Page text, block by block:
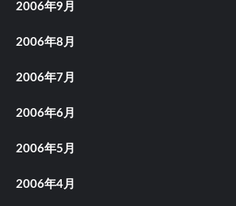
2006年9月
2006年8月
2006年7月
2006年6月
2006年5月
2006年4月